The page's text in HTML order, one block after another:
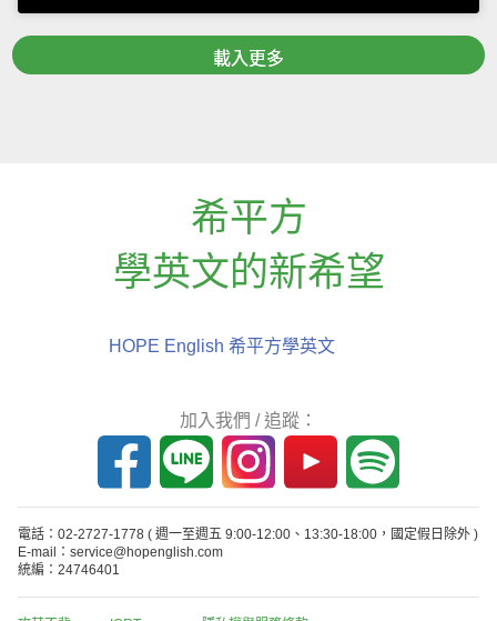
載入更多
希平方
學英文的新希望
HOPE English 希平方學英文
加入我們 / 追蹤：
電話：02-2727-1778 ( 週一至週五 9:00-12:00、13:30-18:00，國定假日除外 )
E-mail：service@hopenglish.com
統編：24746401